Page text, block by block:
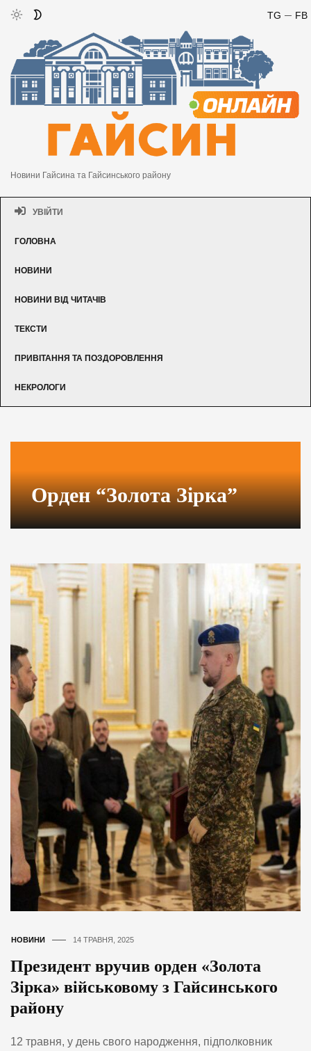
FB
TG
Новини Гайсина та Гайсинського району
УВІЙТИ
ГОЛОВНА
НОВИНИ
НОВИНИ ВІД ЧИТАЧІВ
ТЕКСТИ
ПРИВІТАННЯ ТА ПОЗДОРОВЛЕННЯ
НЕКРОЛОГИ
Орден “Золота Зірка”
НОВИНИ 14 ТРАВНЯ, 2025
Президент вручив орден «Золота
Зірка» військовому з Гайсинського
району
12 травня, у день свого народження, підполковник